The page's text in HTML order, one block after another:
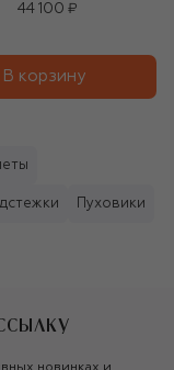
44 100 ₽
В корзину
Пуховики
новинках и